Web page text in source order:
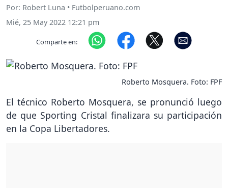
Por: Robert Luna • Futbolperuano.com
Mié, 25 May 2022 12:21 pm
Comparte en:
Roberto Mosquera. Foto: FPF
El técnico Roberto Mosquera, se pronunció luego
de que Sporting Cristal finalizara su participación
en la Copa Libertadores.